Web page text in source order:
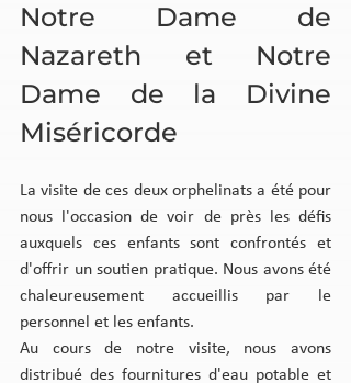
Notre Dame de
Nazareth et Notre
Dame de la Divine
Miséricorde
La visite de ces deux orphelinats a été pour
nous l'occasion de voir de près les défis
auxquels ces enfants sont confrontés et
d'offrir un soutien pratique. Nous avons été
chaleureusement accueillis par le
personnel et les enfants.
Au cours de notre visite, nous avons
distribué des fournitures d'eau potable et